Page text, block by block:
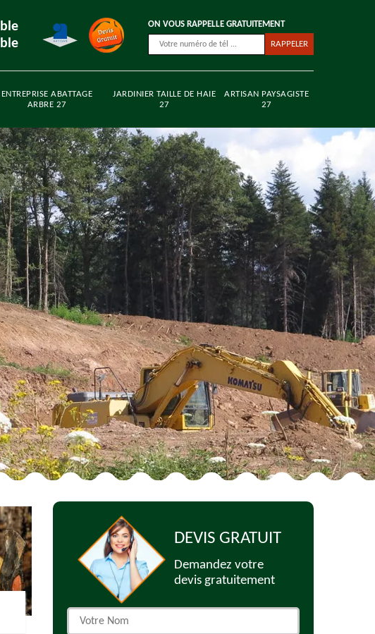
ON VOUS RAPPELLE GRATUITEMENT
ENTREPRISE ABATTAGE
ARBRE 27
JARDINIER TAILLE DE HAIE
27
ARTISAN PAYSAGISTE
27
DEVIS GRATUIT
Demandez votre
devis gratuitement